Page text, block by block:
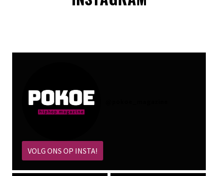
VOLG ONS OP INSTA!